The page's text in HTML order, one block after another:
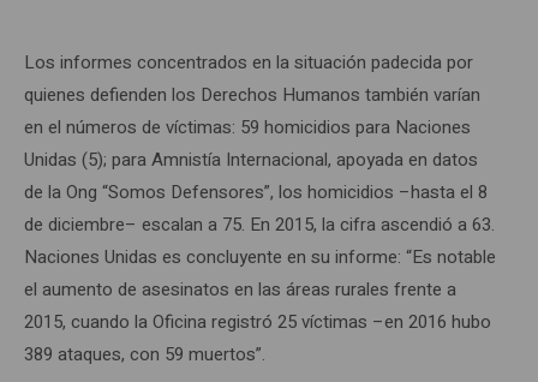
Los informes concentrados en la situación padecida por
quienes defienden los Derechos Humanos también varían
en el números de víctimas: 59 homicidios para Naciones
Unidas (5); para Amnistía Internacional, apoyada en datos
de la Ong “Somos Defensores”, los homicidios –hasta el 8
de diciembre– escalan a 75. En 2015, la cifra ascendió a 63.
Naciones Unidas es concluyente en su informe: “Es notable
el aumento de asesinatos en las áreas rurales frente a
2015, cuando la Oficina registró 25 víctimas –en 2016 hubo
389 ataques, con 59 muertos”.